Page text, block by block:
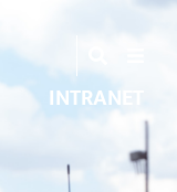
INTRANET